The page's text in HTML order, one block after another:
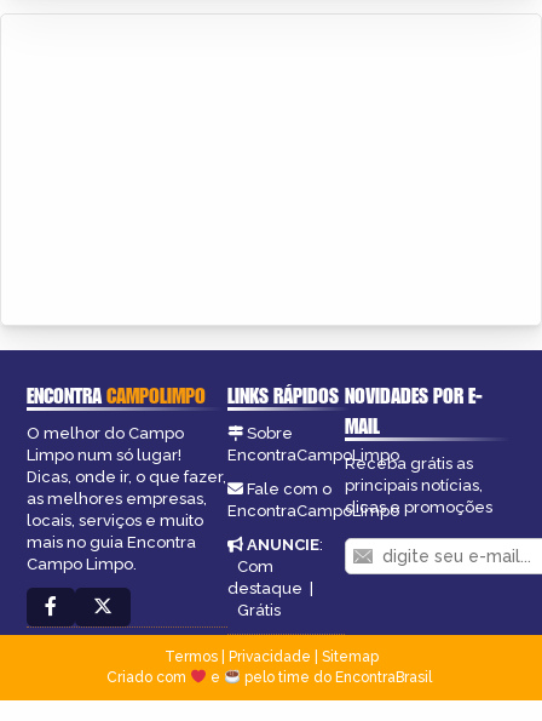
ENCONTRACAMPOLIMPO
O melhor do Campo
Limpo num só lugar!
Dicas, onde ir, o que fazer,
as melhores empresas,
locais, serviços e muito
mais no guia Encontra
Campo Limpo.
LINKS RÁPIDOS
Sobre
EncontraCampoLimpo
Fale com o
EncontraCampoLimpo
ANUNCIE:
Com
destaque |
Grátis
NOVIDADES POR E-
MAIL
Receba grátis as
principais notícias,
dicas e promoções
Termos| Privacidade
Sitemap
Criado com
e pelo time do EncontraBrasil